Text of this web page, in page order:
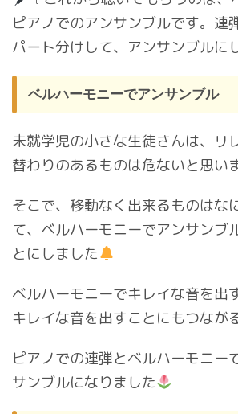
ピアノでのアンサンブルです。連
パート分けして、アンサンブルに
ベルハーモニーでアンサンブル
未就学児の小さな生徒さんは、リ
替わりのあるものは危ないと思い
そこで、移動なく出来るものはな
て、ベルハーモニーでアンサンブ
とにしました
ベルハーモニーでキレイな音を出
キレイな音を出すことにもつなが
ピアノでの連弾とベルハーモニー
サンブルになりました